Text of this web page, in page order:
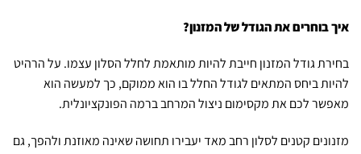
איך בוחרים את הגודל של המזנון?
בחירת גודל המזנון חייבת להיות מותאמת לחלל הסלון עצמו. על הרהיט
להיות ביחס המתאים לגודל החלל בו הוא ממוקם, כך למעשה הוא
מאפשר לכם את מקסימום ניצול המרחב ברמה הפונקציונלית.
מזנונים קטנים לסלון רחב מאד יעבירו תחושה שאינה מאוזנת ולהפך, גם